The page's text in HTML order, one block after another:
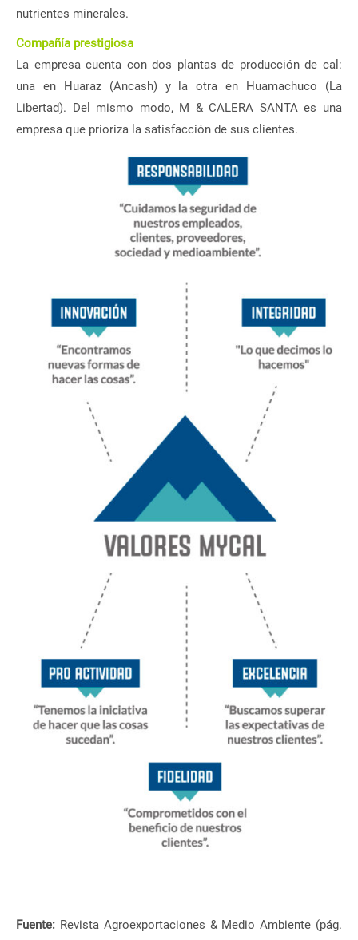
nutrientes minerales.
Compañía prestigiosa
La empresa cuenta con dos plantas de producción de cal:
una en Huaraz (Ancash) y la otra en Huamachuco (La
Libertad). Del mismo modo, M & CALERA SANTA es una
empresa que prioriza la satisfacción de sus clientes.
Fuente: Revista Agroexportaciones & Medio Ambiente (pág.